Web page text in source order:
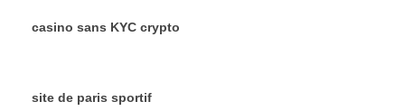
casino sans KYC crypto
site de paris sportif